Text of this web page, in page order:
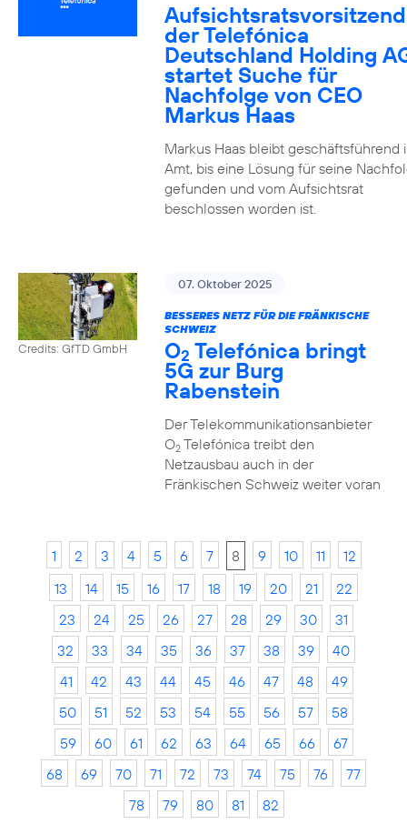
der Telefónica
Deutschland Holding
startet Suche für
Nachfolge von CEO
Markus Haas
Markus Haas bleibt geschäftsführend
Amt, bis eine Lösung für seine
gefunden und vom Aufsichtsrat
beschlossen worden ist.
Credits: GfTD GmbH
07. Oktober 2025
BESSERES NETZ FÜR DIE FRÄNKISCHE
SCHWEIZ
O2 Telefónica bringt
5G zur Burg
Rabenstein
Der Telekommunikationsanbieter
O2Telefónica treibt den
Netzausbau auch in der
Fränkischen Schweiz weiter voran
1 2 3 4 5 6 7 8 9 10 11
12
13
14 15 16 17 18 19 20 21
22
23
24 25 26 27 28 29 30
31
32
33 34 35 36 37 38 39
40
41
42 43 44 45 46 47 48
49
50
51 52 53 54 55 56 57
58
59
60 61 62 63 64 65 66
67
68
69 70 71 72 73 74 75 76
77
78
79 80 81 82